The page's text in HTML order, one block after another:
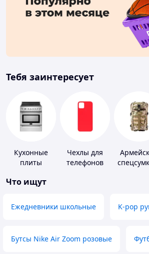
Тебя заинтересует
Кухонные
плиты
Чехлы для
телефонов
Что ищут
Ежедневники школьные K-pop
Бутсы Nike Air Zoom розовые